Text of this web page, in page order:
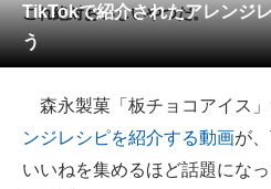
メディア
注目記事を集めた総合ページ
スマホと通信の最新トレンド
TikTokで紹介されたアレンジ
う
これ絶対おいしいやつだ。
森永製菓「板チョコアイス」
ンジレシピを紹介する動画が
いいねを集めるほど話題にな